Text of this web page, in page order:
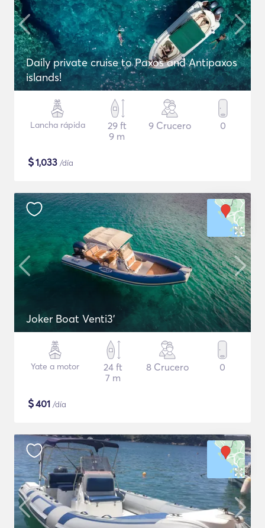
Daily private cruise to Paxos and Antipaxos
islands!
Lancha rápida
29 ft
9 m
9 Crucero 0
$1,033 /día
Joker Boat Venti3'
Yate a motor
24 ft
7 m
8 Crucero 0
$401 /día